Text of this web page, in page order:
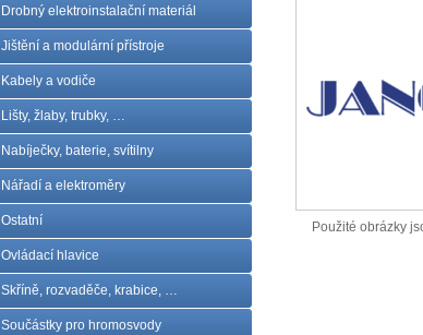
Drobný elektroinstalační materiál
Jištění a modulární přístroje
Kabely a vodiče
Lišty, žlaby, trubky, …
Nabíječky, baterie, svítilny
Nářadí a elektroměry
Ostatní
Ovládací hlavice
Skříně, rozvaděče, krabice, …
Součástky pro hromosvody
Použité obrázky